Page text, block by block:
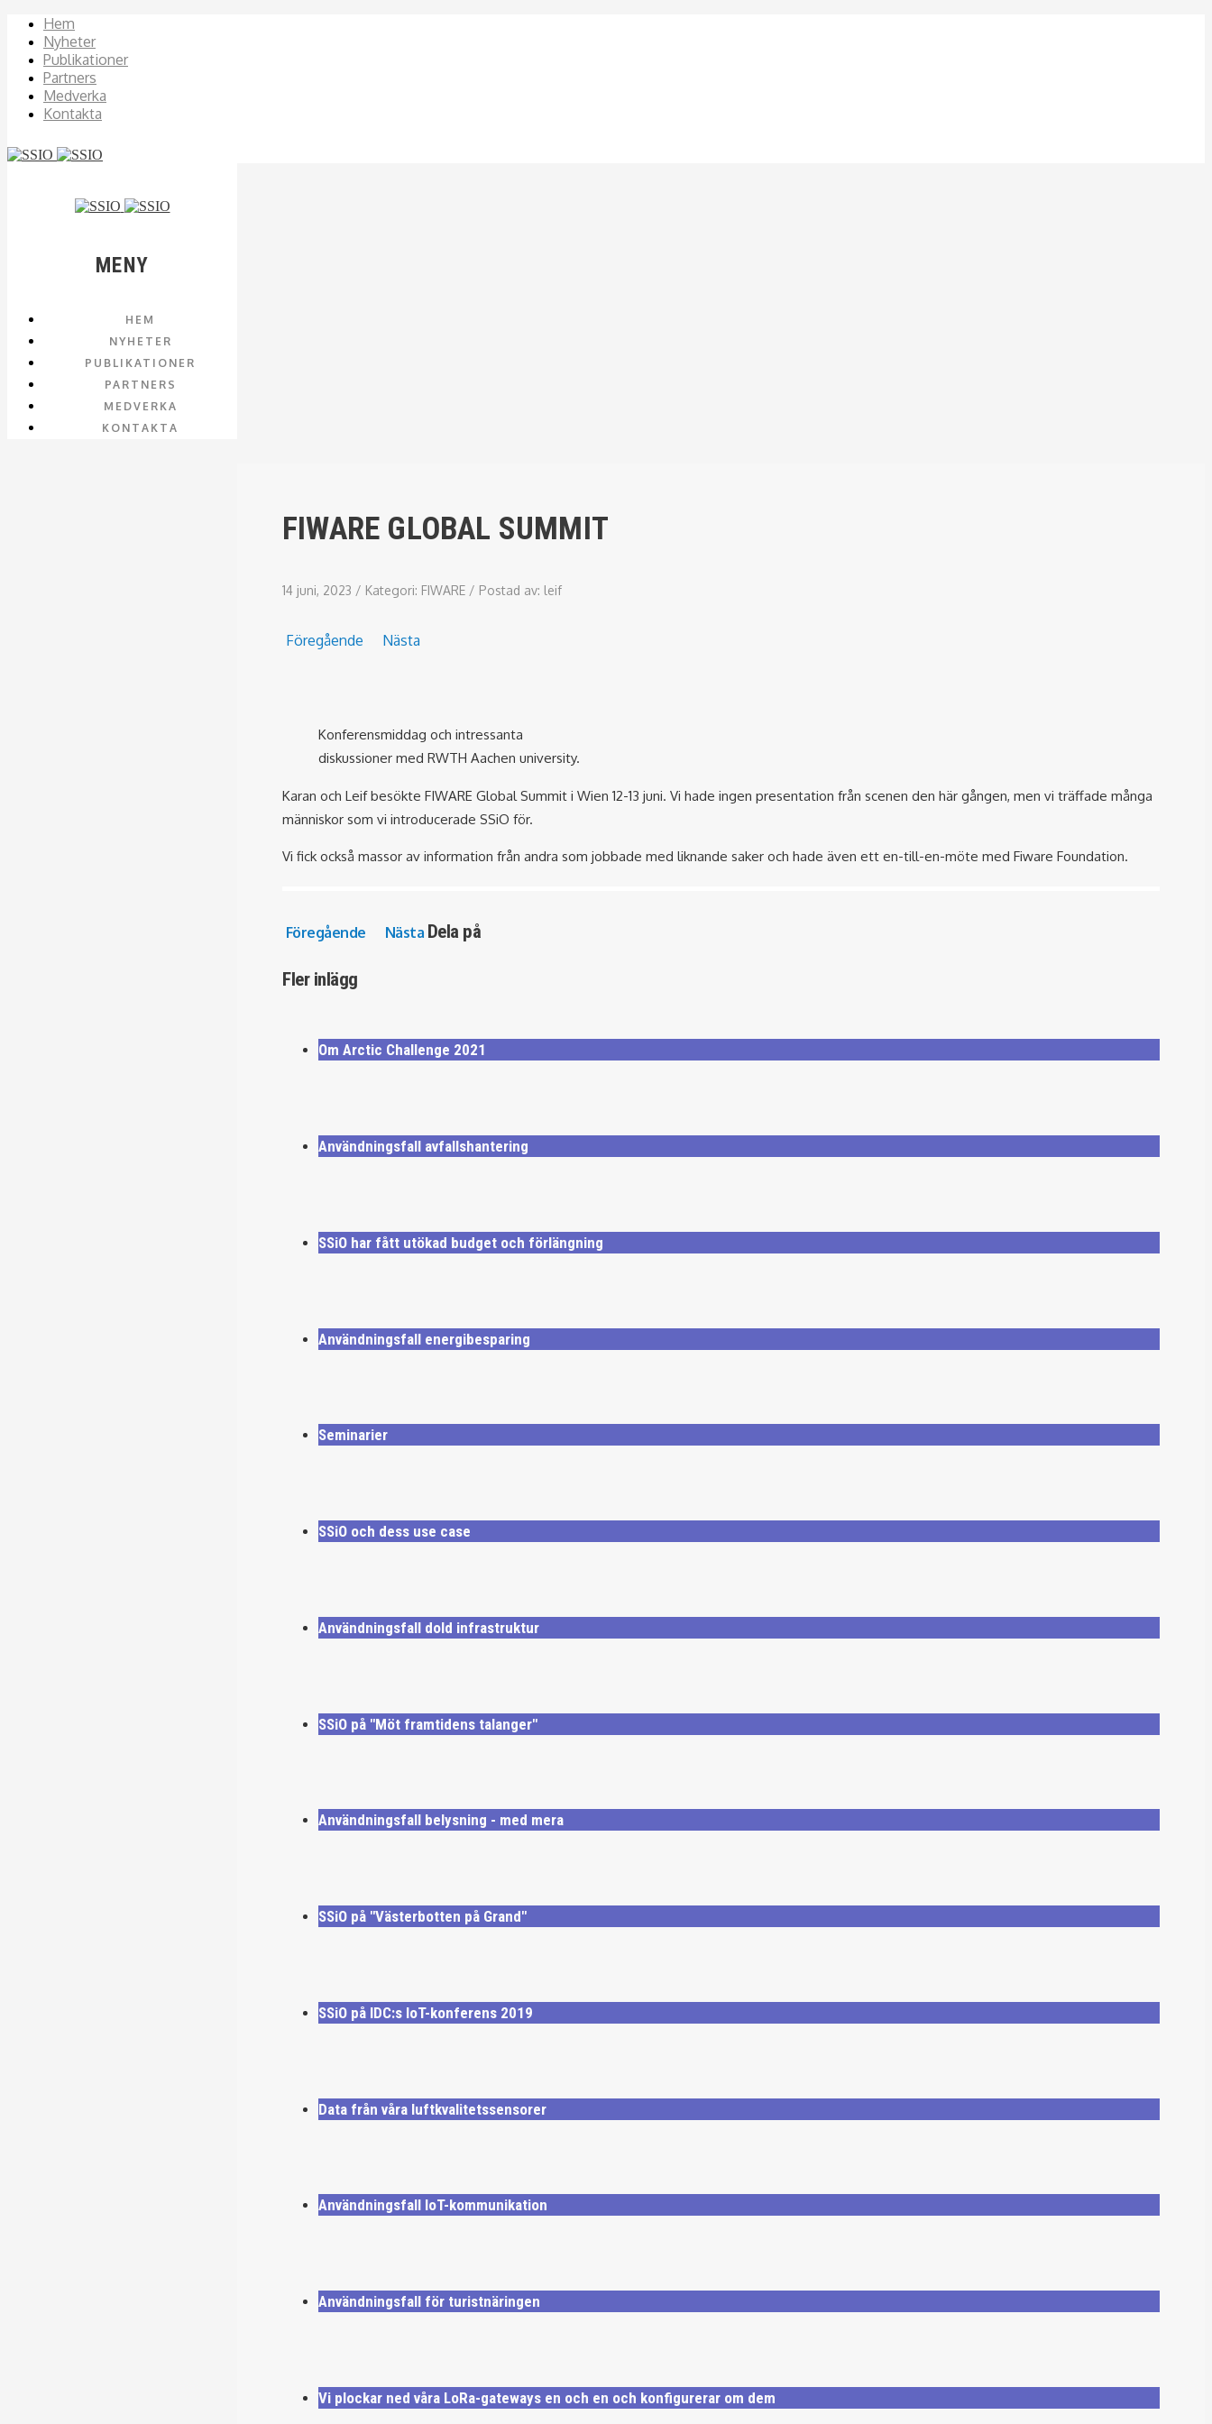
Hem
Nyheter
Publikationer
Partners
Medverka
Kontakta
MENY
HEM
NYHETER
PUBLIKATIONER
PARTNERS
MEDVERKA
KONTAKTA
FIWARE GLOBAL SUMMIT
14 juni, 2023 / Kategori: FIWARE / Postad av: leif
Föregående Nästa
Konferensmiddag och intressanta
diskussioner med RWTH Aachen university.
Karan och Leif besökte FIWARE Global Summit i Wien 12-13 juni. Vi hade ingen presentation från scenen den här gången, men vi träffade många
människor som vi introducerade SSiO för.
Vi fick också massor av information från andra som jobbade med liknande saker och hade även ett en-till-en-möte med Fiware Foundation.
Föregående Nästa Dela på
Fler inlägg
Om Arctic Challenge 2021
Användningsfall avfallshantering
SSiO har fått utökad budget och förlängning
Användningsfall energibesparing
Seminarier
SSiO och dess use case
Användningsfall dold infrastruktur
SSiO på "Möt framtidens talanger"
Användningsfall belysning - med mera
SSiO på "Västerbotten på Grand"
SSiO på IDC:s IoT-konferens 2019
Data från våra luftkvalitetssensorer
Användningsfall IoT-kommunikation
Användningsfall för turistnäringen
Vi plockar ned våra LoRa-gateways en och en och konfigurerar om dem